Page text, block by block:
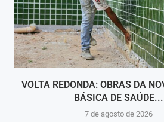
VOLTA REDONDA: OBRAS DA
BÁSICA DE SAÚDE...
7 de agosto de 2026